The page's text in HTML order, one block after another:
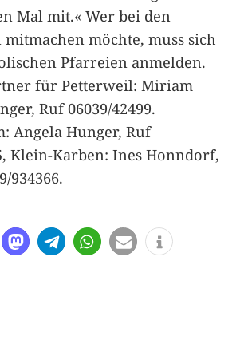
Mal mit.« Wer bei den
möchte, muss sich
Pfarreien anmelden.
für Petterweil: Miriam
Ruf 06039/42499.
Angela Hunger, Ruf
Klein-Karben: Ines Honndorf,
934366.